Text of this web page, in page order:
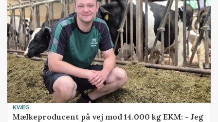
KVÆG
Mælkeproducent på vej mod 14.000 kg EKM: - Jeg